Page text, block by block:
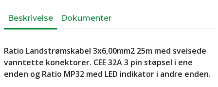
Beskrivelse Dokumenter
Ratio Landstrømskabel 3x6,00mm2 25m med sveisede
vanntette konektorer. CEE 32A 3 pin støpsel i ene
enden og Ratio MP32 med LED indikator i andre enden.